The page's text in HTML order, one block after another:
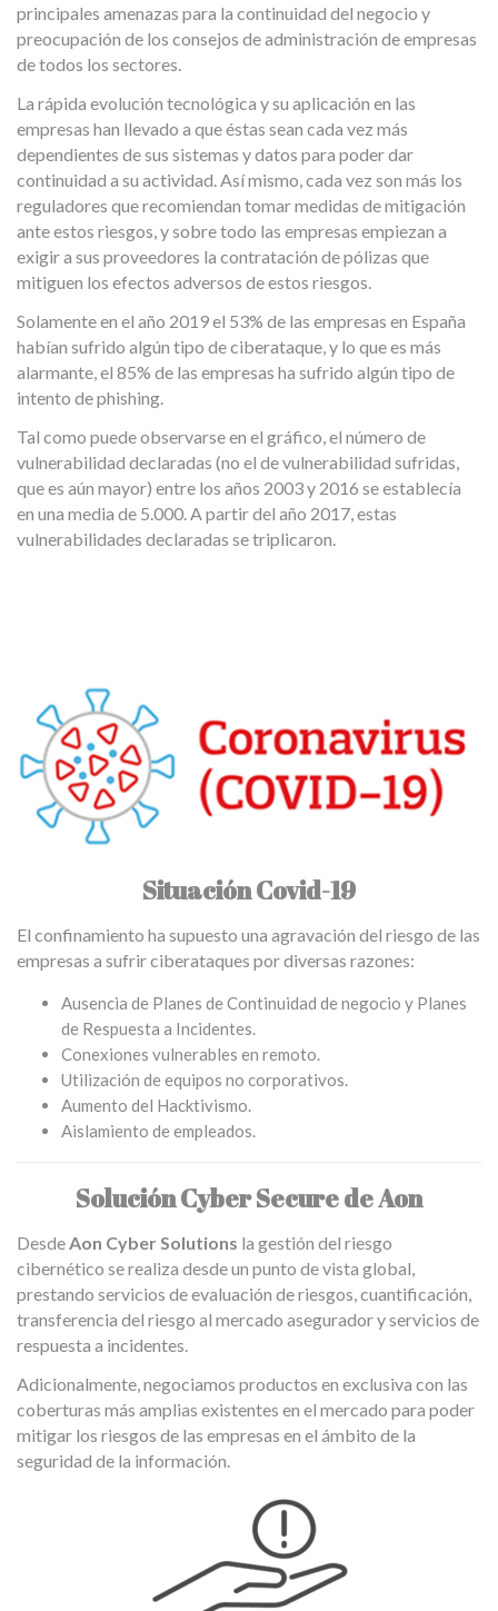
principales amenazas para la continuidad del negocio y
preocupación de los consejos de administración de empresas
de todos los sectores.
La rápida evolución tecnológica y su aplicación en las
empresas han llevado a que éstas sean cada vez más
dependientes de sus sistemas y datos para poder dar
continuidad a su actividad. Así mismo, cada vez son más los
reguladores que recomiendan tomar medidas de mitigación
ante estos riesgos, y sobre todo las empresas empiezan a
exigir a sus proveedores la contratación de pólizas que
mitiguen los efectos adversos de estos riesgos.
Solamente en el año 2019 el 53% de las empresas en España
habían sufrido algún tipo de ciberataque, y lo que es más
alarmante, el 85% de las empresas ha sufrido algún tipo de
intento de phishing.
Tal como puede observarse en el gráfico, el número de
vulnerabilidad declaradas (no el de vulnerabilidad sufridas,
que es aún mayor) entre los años 2003 y 2016 se establecía
en una media de 5.000. A partir del año 2017, estas
vulnerabilidades declaradas se triplicaron.
Situación Covid-19
El confinamiento ha supuesto una agravación del riesgo de las
empresas a sufrir ciberataques por diversas razones:
Ausencia de Planes de Continuidad de negocio y Planes
de Respuesta a Incidentes.
Conexiones vulnerables en remoto.
Utilización de equipos no corporativos.
Aumento del Hacktivismo.
Aislamiento de empleados.
Solución Cyber Secure de Aon
DesdeAon Cyber Solutions la gestión del riesgo
cibernético se realiza desde un punto de vista global,
prestando servicios de evaluación de riesgos, cuantificación,
transferencia del riesgo al mercado asegurador y servicios de
respuesta a incidentes.
Adicionalmente, negociamos productos en exclusiva con las
coberturas más amplias existentes en el mercado para poder
mitigar los riesgos de las empresas en el ámbito de la
seguridad de la información.